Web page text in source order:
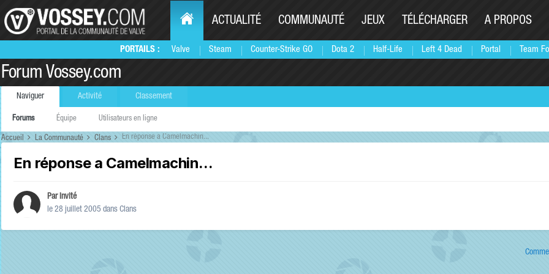
PORTAILS : Valve Steam Counter-Strike GO Dota 2 Half-Life Left 4 Dead Portal Team
ACTUALITÉ COMMUNAUTÉ JEUX TÉLÉCHARGER A PROPOS
Forum Vossey.com
Naviguer
Forums Équipe Utilisateurs en ligne
Activité Classement
Accueil La Communauté Clans En réponse a Camelmachin...
En réponse a Camelmachin...
Par Invité
le 28 juillet 2005 dans Clans